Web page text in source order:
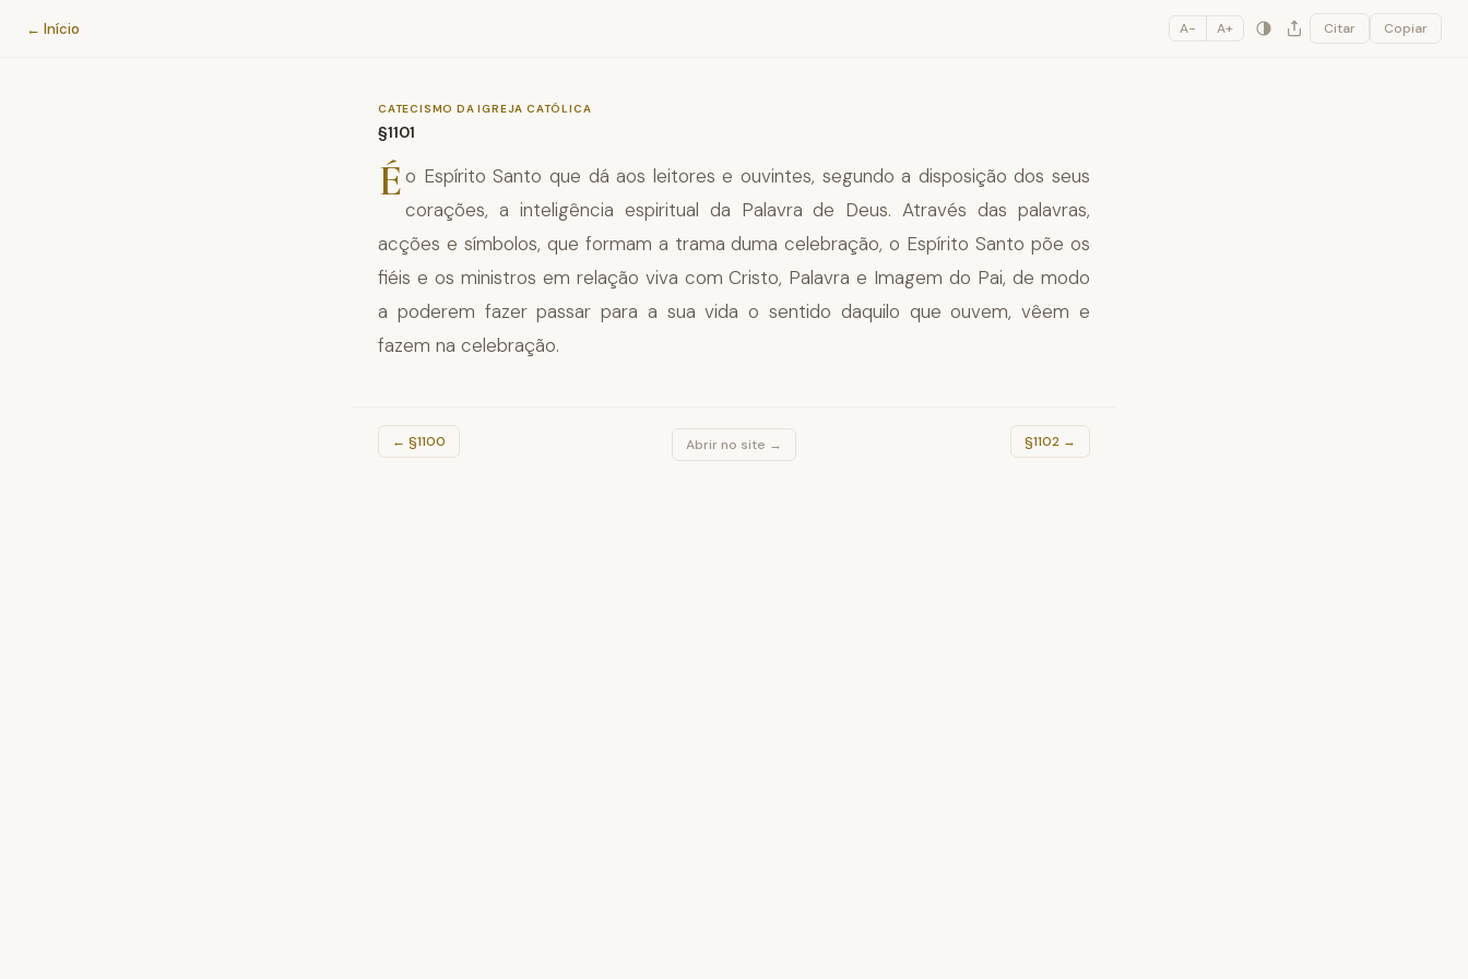
Catecismo da Igreja Católica
← Início A− A+ Citar Copiar
CATECISMO DA IGREJA CATÓLICA
§1101
Éo Espírito Santo que dá aos leitores e ouvintes, segundo a disposição dos seus
corações, a inteligência espiritual da Palavra de Deus. Através das palavras,
acções e símbolos, que formam a trama duma celebração, o Espírito Santo põe os
fiéis e os ministros em relação viva com Cristo, Palavra e Imagem do Pai, de modo
a poderem fazer passar para a sua vida o sentido daquilo que ouvem, vêem e
fazem na celebração.
← §1100 Abrir no site → §1102 →